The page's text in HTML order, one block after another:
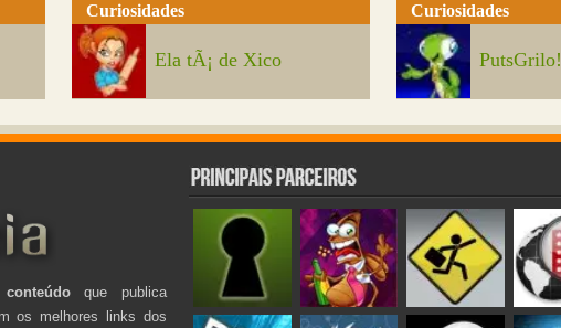
Curiosidades
Ela tÃ¡ de Xico
Curiosidades
PutsGrilo!
que publica
os melhores links dos